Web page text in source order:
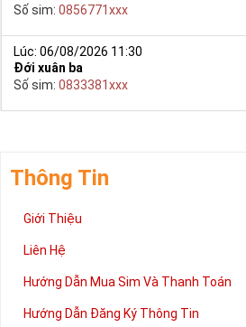
Số sim: 0856771xxx
Lúc: 06/08/2026 11:30
Đới xuân ba
Số sim: 0833381xxx
Thông Tin
Giới Thiệu
Liên Hệ
Hướng Dẫn Mua Sim Và Thanh Toán
Hướng Dẫn Đăng Ký Thông Tin